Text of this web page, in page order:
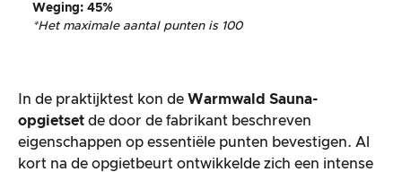
Weging: 45%
*Het maximale aantal punten is 100
In de praktijktest kon de Warmwald Sauna-
opgietset de door de fabrikant beschreven
eigenschappen op essentiële punten bevestigen. Al
kort na de opgietbeurt ontwikkelde zich een intense